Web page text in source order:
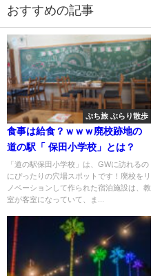
おすすめの記事
ぷち旅 ぶらり散歩
食事は給食？ｗｗｗ廃校跡地の
道の駅「 保田小学校」とは？
「道の駅保田小学校」は、GWに訪れるの
にぴったりの穴場スポットです！廃校をリ
ノベーションして作られた宿泊施設は、教
室が客室になっていて、ま...